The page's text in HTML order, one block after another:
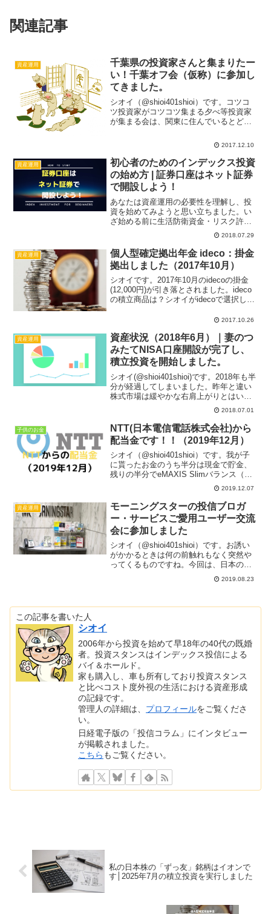
関連記事
資産運用
千葉県の投資家さんと集まりたー
い！千葉オフ会（仮称）に参加し
てきました。
シオイ（@shioi401shioi）です。コツコ
ツ投資家がコツコツ集まる夕べ等投資家
が集まる会は、関東に住んでいるとどう
オイとしては、千葉でもそんなイベント
が無いのかなと思って検索して全くヒッ
トせず。そ...
2017.12.10
資産運用
初心者のためのインデックス投資
の始め方 | 証券口座はネット証券
で開設しよう！
あなたは資産運用の必要性を理解し、投
資を始めてみようと思い立ちました。い
ざ始める前に生活防衛資金・リスク許容
度を決め、資産配分（アセットアロケー
ション）・購入するインデックスファン
ドを決定したら商品を購入する証券口座
を開設します。初心者はど...
2018.07.29
資産運用
個人型確定拠出年金 ideco：掛金
拠出しました（2017年10月）
シオイです。2017年10月のidecoの掛金
(12,000円)が引き落とされました。ideco
の積立商品は？シオイがidecoで選択した
ド 先進国株式 ファンドの管理費用
2017.10.26
資産運用
資産状況（2018年6月）｜妻のつ
みたてNISA口座開設が完了し、
積立投資を開始しました。
シオイ(@shioi401shioi)です。2018年も半
分が経過してしまいました。昨年と違い
株式市場は緩やかな右肩上がりとはいか
ない状況ですが、2018年6月の資産状況確
認します。2018年6月30日時点のアセッ
ト・アロケーションです。※...
2018.07.01
子供のお金
NTT(日本電信電話株式会社)から
配当金です！！（2019年12月）
シオイ（@shioi401shioi）です。我が子
に貰ったお金のうち半分は現金で貯金、
残りの半分でeMAXIS Slimバランス（８
資産均等型）をジュニアNISAで購入して
います。ただ子供にも配当金という収入
を体験してもらいたくて特定口座で...
2019.12.07
資産運用
モーニングスターの投信ブロガ
ー・サービスご愛用ユーザー交流
会に参加しました
シオイ（@shioi401shioi）です。お誘い
がかかるときは何の前触れもなく突然や
ってくるものですね。今回は、日本の投
資信託の格付け評価を中心に金融・経済
情報を提供しているモーニングスターさ
2019.08.23
この記事を書いた人
シオイ
2006年から投資を始めて早18年の40代の既婚
者。投資スタンスはインデックス投信による
バイ＆ホールド。
家も購入し、車も所有しており投資スタンス
と比べコスト度外視の生活における資産形成
の記録です。
管理人の詳細は、 プロフィールをご覧くださ
い。
日経電子版の「投信コラム」にインタビュー
が掲載されました。
こちら もご覧ください。
私の日本株の「ずっ友」銘柄はイオンで
す│2025年7月の積立投資を実行しました